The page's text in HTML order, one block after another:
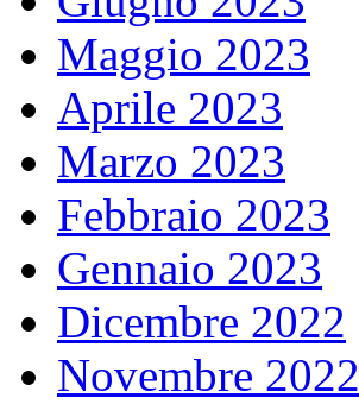
Maggio 2023
Aprile 2023
Marzo 2023
Febbraio 2023
Gennaio 2023
Dicembre 2022
Novembre 2022